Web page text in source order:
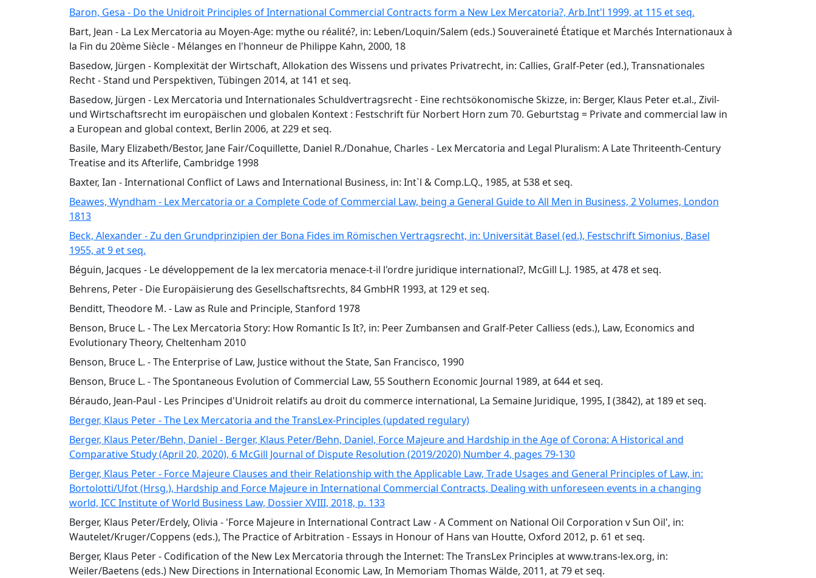
Baron, Gesa - Do the Unidroit Principles of International Commercial Contracts form a New Lex Mercatoria?, Arb.Int'l 1999, at 115 et seq.
Bart, Jean - La Lex Mercatoria au Moyen-Age: mythe ou réalité?, in: Leben/Loquin/Salem (eds.) Souveraineté Étatique et Marchés Internationaux à
la Fin du 20ème Siècle - Mélanges en l'honneur de Philippe Kahn, 2000, 18
Basedow, Jürgen - Komplexität der Wirtschaft, Allokation des Wissens und privates Privatrecht, in: Callies, Gralf-Peter (ed.), Transnationales
Recht - Stand und Perspektiven, Tübingen 2014, at 141 et seq.
Basedow, Jürgen - Lex Mercatoria und Internationales Schuldvertragsrecht - Eine rechtsökonomische Skizze, in: Berger, Klaus Peter et.al., Zivil-
und Wirtschaftsrecht im europäischen und globalen Kontext : Festschrift für Norbert Horn zum 70. Geburtstag = Private and commercial law in
a European and global context, Berlin 2006, at 229 et seq.
Basile, Mary Elizabeth/Bestor, Jane Fair/Coquillette, Daniel R./Donahue, Charles - Lex Mercatoria and Legal Pluralism: A Late Thriteenth-Century
Treatise and its Afterlife, Cambridge 1998
Baxter, Ian - International Conflict of Laws and International Business, in: Int`l & Comp.L.Q., 1985, at 538 et seq.
Beawes, Wyndham - Lex Mercatoria or a Complete Code of Commercial Law, being a General Guide to All Men in Business, 2 Volumes, London
1813
Beck, Alexander - Zu den Grundprinzipien der Bona Fides im Römischen Vertragsrecht, in: Universität Basel (ed.), Festschrift Simonius, Basel
1955, at 9 et seq.
Béguin, Jacques - Le développement de la lex mercatoria menace-t-il l'ordre juridique international?, McGill L.J. 1985, at 478 et seq.
Behrens, Peter - Die Europäisierung des Gesellschaftsrechts, 84 GmbHR 1993, at 129 et seq.
Benditt, Theodore M. - Law as Rule and Principle, Stanford 1978
Benson, Bruce L. - The Lex Mercatoria Story: How Romantic Is It?, in: Peer Zumbansen and Gralf-Peter Calliess (eds.), Law, Economics and
Evolutionary Theory, Cheltenham 2010
Benson, Bruce L. - The Enterprise of Law, Justice without the State, San Francisco, 1990
Benson, Bruce L. - The Spontaneous Evolution of Commercial Law, 55 Southern Economic Journal 1989, at 644 et seq.
Béraudo, Jean-Paul - Les Principes d'Unidroit relatifs au droit du commerce international, La Semaine Juridique, 1995, I (3842), at 189 et seq.
Berger, Klaus Peter - The Lex Mercatoria and the TransLex-Principles (updated regulary)
Berger, Klaus Peter/Behn, Daniel - Berger, Klaus Peter/Behn, Daniel, Force Majeure and Hardship in the Age of Corona: A Historical and
Comparative Study (April 20, 2020), 6 McGill Journal of Dispute Resolution (2019/2020) Number 4, pages 79-130
Berger, Klaus Peter - Force Majeure Clauses and their Relationship with the Applicable Law, Trade Usages and General Principles of Law, in:
Bortolotti/Ufot (Hrsg.), Hardship and Force Majeure in International Commercial Contracts, Dealing with unforeseen events in a changing
world, ICC Institute of World Business Law, Dossier XVIII, 2018, p. 133
Berger, Klaus Peter/Erdely, Olivia - 'Force Majeure in International Contract Law - A Comment on National Oil Corporation v Sun Oil', in:
Wautelet/Kruger/Coppens (eds.), The Practice of Arbitration - Essays in Honour of Hans van Houtte, Oxford 2012, p. 61 et seq.
Berger, Klaus Peter - Codification of the New Lex Mercatoria through the Internet: The TransLex Principles at www.trans-lex.org, in:
Weiler/Baetens (eds.) New Directions in International Economic Law, In Memoriam Thomas Wälde, 2011, at 79 et seq.